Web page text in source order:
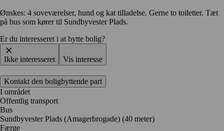
Ønskes: 4 soveværelser, hund og kat tilladelse. Gerne to toiletter. Tæt
på bus som kører til Sundbyvester Plads.
Er du interesseret i at bytte bolig?
Ikke interesseret Vis interesse
Kontakt den boligbyttende part
I området
Offentlig transport
Bus
Sundbyvester Plads (Amagerbrogade) (40 meter)
Færge